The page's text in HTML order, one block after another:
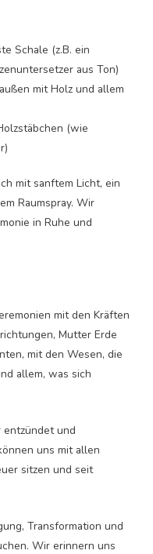
Schale (z.B. ein
aus Ton)
mit Holz und allem
(wie
mit sanftem Licht, ein
Raumspray. Wir
in Ruhe und
mit den Kräften
Mutter Erde
mit den Wesen, die
allem, was sich
und
uns mit allen
sitzen und seit
Transformation und
Wir erinnern uns